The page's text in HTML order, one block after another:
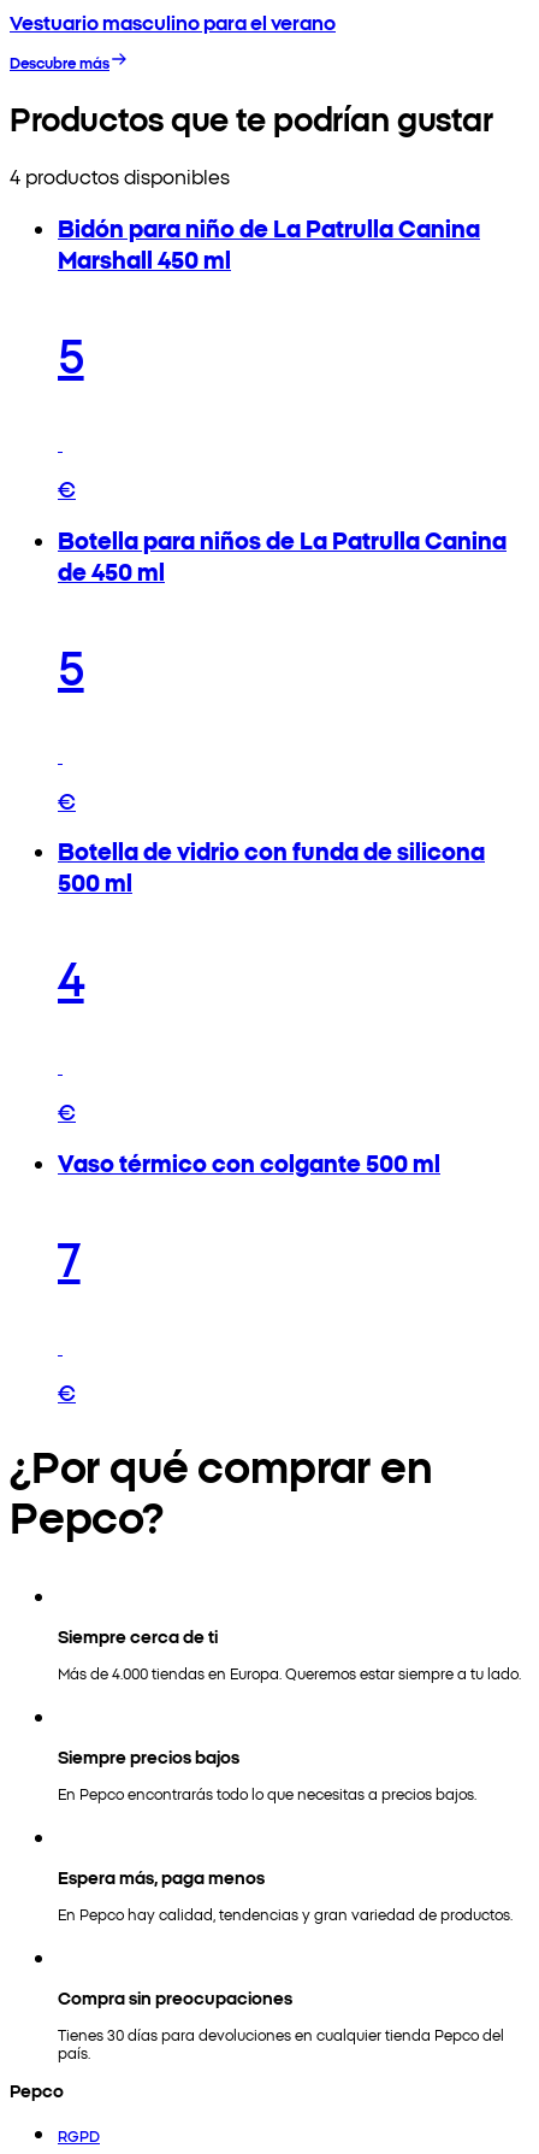
Vestuario masculino para el verano
Descubre más
Productos que te podrían gustar
4 productos disponibles
Bidón para niño de La Patrulla Canina
Marshall 450 ml
5
€
Botella para niños de La Patrulla Canina
de 450 ml
5
€
Botella de vidrio con funda de silicona
500 ml
4
€
Vaso térmico con colgante 500 ml
7
€
¿Por qué comprar en
Pepco?
Siempre cerca de ti
Más de 4.000 tiendas en Europa. Queremos estar siempre a tu lado.
Siempre precios bajos
En Pepco encontrarás todo lo que necesitas a precios bajos.
Espera más, paga menos
En Pepco hay calidad, tendencias y gran variedad de productos.
Compra sin preocupaciones
Tienes 30 días para devoluciones en cualquier tienda Pepco del
país.
Pepco
RGPD